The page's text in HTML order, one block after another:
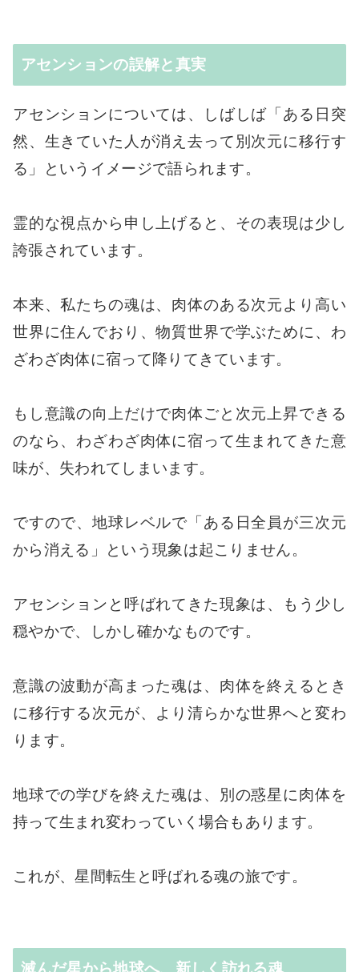
アセンションの誤解と真実
アセンションについては、しばしば「ある日突
然、生きていた人が消え去って別次元に移行す
る」というイメージで語られます。
霊的な視点から申し上げると、その表現は少し
誇張されています。
本来、私たちの魂は、肉体のある次元より高い
世界に住んでおり、物質世界で学ぶために、わ
ざわざ肉体に宿って降りてきています。
もし意識の向上だけで肉体ごと次元上昇できる
のなら、わざわざ肉体に宿って生まれてきた意
味が、失われてしまいます。
ですので、地球レベルで「ある日全員が三次元
から消える」という現象は起こりません。
アセンションと呼ばれてきた現象は、もう少し
穏やかで、しかし確かなものです。
意識の波動が高まった魂は、肉体を終えるとき
に移行する次元が、より清らかな世界へと変わ
ります。
地球での学びを終えた魂は、別の惑星に肉体を
持って生まれ変わっていく場合もあります。
これが、星間転生と呼ばれる魂の旅です。
滅んだ星から地球へ、新しく訪れる魂